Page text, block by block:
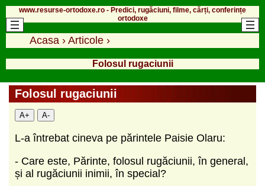
www.resurse-ortodoxe.ro - Predici, rugăciuni, filme, cărți, conferințe
ortodoxe
Acasa › Articole ›
Folosul rugaciunii
Folosul rugaciunii
A+ A-
L-a întrebat cineva pe părintele Paisie Olaru:
- Care este, Părinte, folosul rugăciunii, în general,
și al rugăciunii inimii, în special?